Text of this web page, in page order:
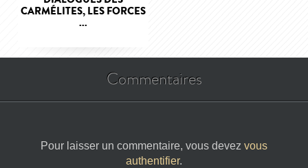
CARMÉLITES, LES FORCES
...
Commentaires
Pour laisser un commentaire, vous devez vous
authentifier.